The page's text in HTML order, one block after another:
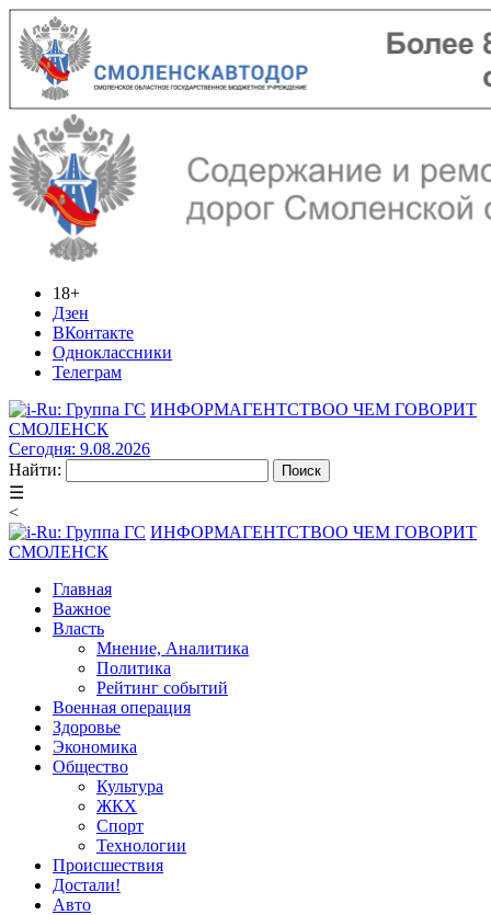
18+
Дзен
ВКонтакте
Одноклассники
Телеграм
ИНФОРМАГЕНТСТВОО ЧЕМ ГОВОРИТ
СМОЛЕНСК
Сегодня: 9.08.2026
Найти:
☰
<
ИНФОРМАГЕНТСТВОО ЧЕМ ГОВОРИТ
СМОЛЕНСК
Главная
Важное
Власть
Мнение, Аналитика
Политика
Рейтинг событий
Военная операция
Здоровье
Экономика
Общество
Культура
ЖКХ
Спорт
Технологии
Происшествия
Достали!
Авто